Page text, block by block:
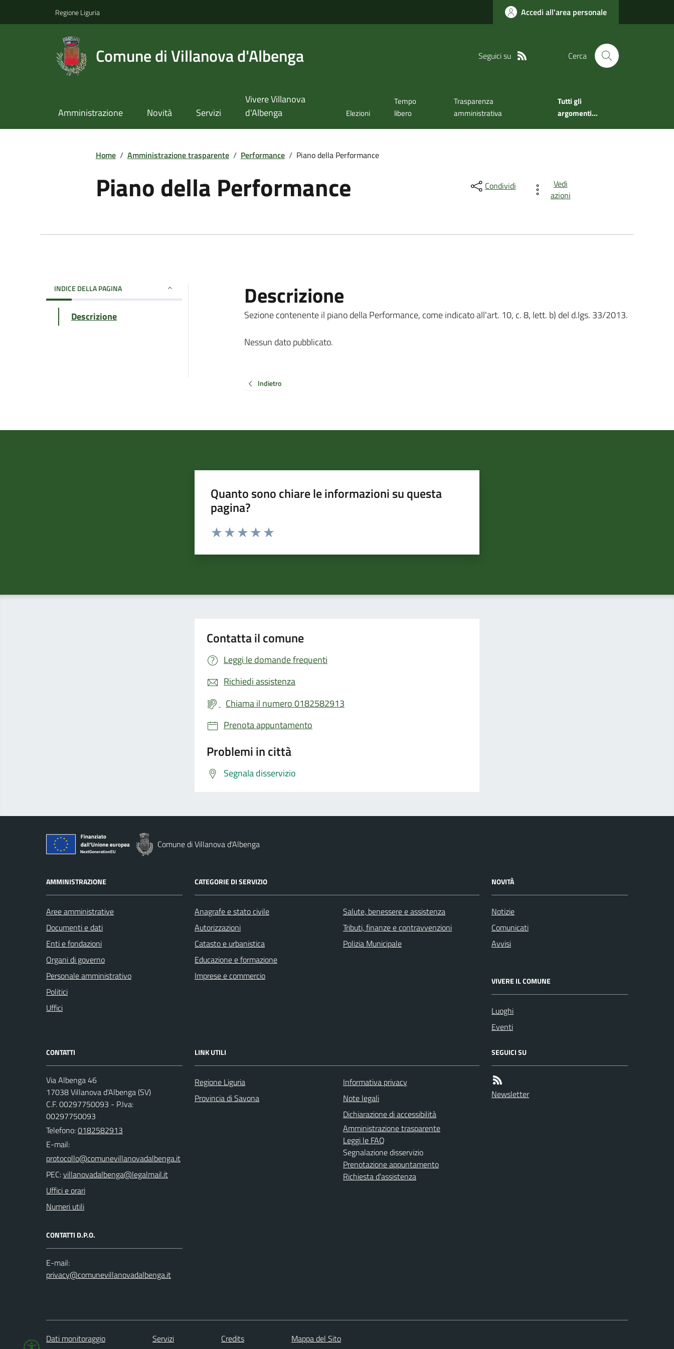
Regione Liguria Accedi all'area personale
Comune di Villanova d'Albenga Seguici su Cerca
Amministrazione Novità Servizi
Vivere Villanova
d'Albenga
Elezioni
Tempo
libero
Trasparenza
amministrativa
Tutti gli
argomenti...
Home / Amministrazione trasparente / Performance / Piano della Performance
Piano della Performance Condividi
Vedi
azioni
INDICE DELLA PAGINA
Descrizione
Descrizione
Sezione contenente il piano della Performance, come indicato all'art. 10, c. 8, lett. b) del d.lgs. 33/2013.
Nessun dato pubblicato.
Indietro
Quanto sono chiare le informazioni su questa
pagina?
Valuta da 1 a 5 stelle la pagina
Contatta il comune
Leggi le domande frequenti
Richiedi assistenza
Chiama il numero 0182582913
Prenota appuntamento
Problemi in città
Segnala disservizio
Comune di Villanova d'Albenga
AMMINISTRAZIONE
Aree amministrative
Documenti e dati
Enti e fondazioni
Organi di governo
Personale amministrativo
Politici
Uffici
CATEGORIE DI SERVIZIO
Anagrafe e stato civile
Autorizzazioni
Catasto e urbanistica
Educazione e formazione
Imprese e commercio
Salute, benessere e assistenza
Tributi, finanze e contravvenzioni
Polizia Municipale
NOVITÀ
Notizie
Comunicati
Avvisi
VIVERE IL COMUNE
Luoghi
Eventi
CONTATTI
Via Albenga 46
17038 Villanova d'Albenga (SV)
C.F. 00297750093 - P.Iva:
00297750093
Telefono:0182582913
E-mail:
PEC:
Uffici e orari
Numeri utili
CONTATTI D.P.O.
E-mail:
LINK UTILI
Regione Liguria
Provincia di Savona
Informativa privacy
Note legali
Dichiarazione di accessibilità
Amministrazione trasparente
Leggi le FAQ
Segnalazione disservizio
Prenotazione appuntamento
Richiesta d'assistenza
SEGUICI SU
Newsletter
Dati monitoraggio Servizi Credits Mappa del Sito